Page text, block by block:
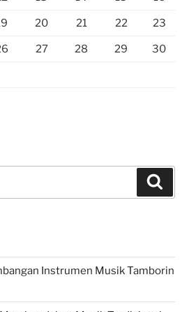
20 21 22 23
27 28 29 30
Instrumen Musik Tamborin